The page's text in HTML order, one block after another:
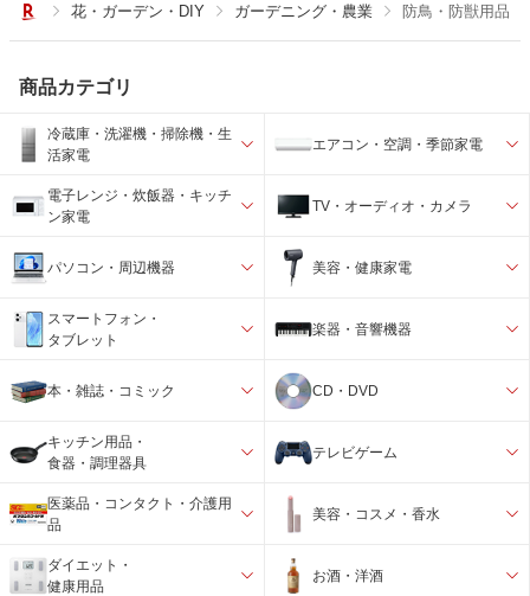
花・ガーデン・DIY ガーデニング・農業 防鳥・防獣用品
商品カテゴリ
冷蔵庫・洗濯機・掃除機・生
活家電
エアコン・空調・季節家電
電子レンジ・炊飯器・キッチ
ン家電
TV・オーディオ・カメラ
パソコン・周辺機器 美容・健康家電
スマートフォン・
タブレット
楽器・音響機器
本・雑誌・コミック CD・DVD
キッチン用品・
食器・調理器具
テレビゲーム
医薬品・コンタクト・介護用
品
美容・コスメ・香水
ダイエット・
健康用品
お酒・洋酒